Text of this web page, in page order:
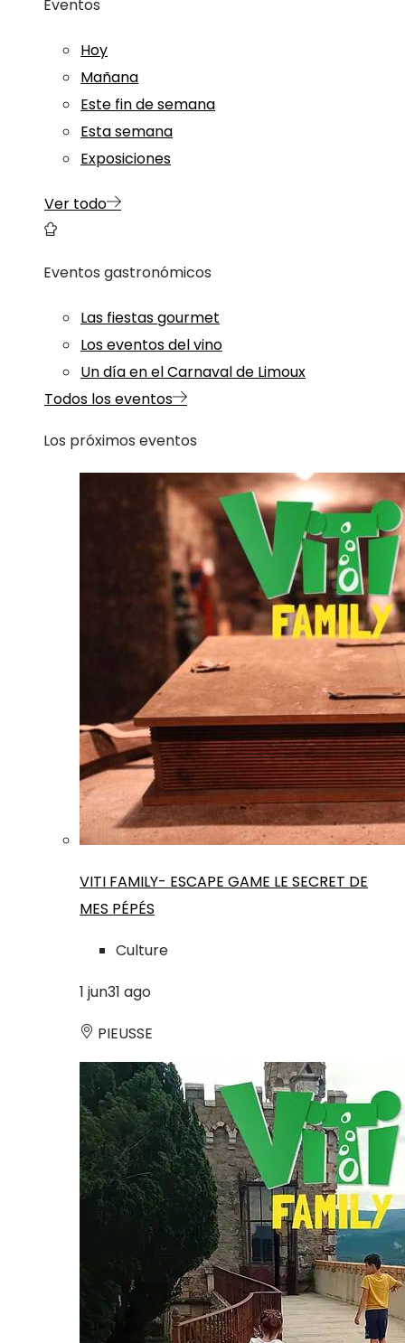
Eventos
Hoy
Mañana
Este fin de semana
Esta semana
Exposiciones
Ver todo
Eventos gastronómicos
Las fiestas gourmet
Los eventos del vino
Un día en el Carnaval de Limoux
Todos los eventos
Los próximos eventos
VITI FAMILY- ESCAPE GAME LE SECRET DE
MES PÉPÉS
Culture
1 jun31 ago
PIEUSSE